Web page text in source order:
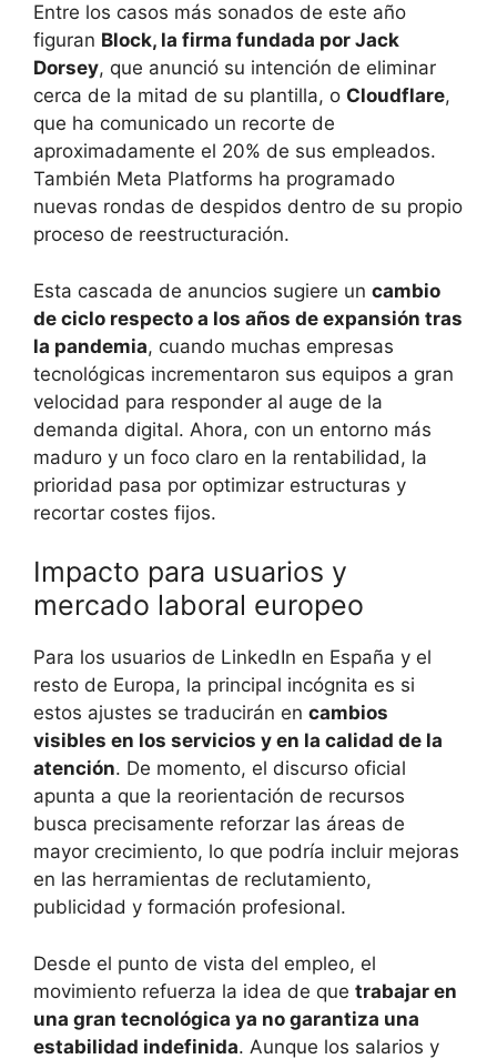
Entre los casos más sonados de este año
figuran Block, la firma fundada por Jack
Dorsey, que anunció su intención de eliminar
cerca de la mitad de su plantilla, o Cloudflare,
que ha comunicado un recorte de
aproximadamente el 20% de sus empleados.
También Meta Platforms ha programado
nuevas rondas de despidos dentro de su propio
proceso de reestructuración.
Esta cascada de anuncios sugiere un cambio
de ciclo respecto a los años de expansión tras
la pandemia, cuando muchas empresas
tecnológicas incrementaron sus equipos a gran
velocidad para responder al auge de la
demanda digital. Ahora, con un entorno más
maduro y un foco claro en la rentabilidad, la
prioridad pasa por optimizar estructuras y
recortar costes fijos.
Impacto para usuarios y
mercado laboral europeo
Para los usuarios de LinkedIn en España y el
resto de Europa, la principal incógnita es si
estos ajustes se traducirán en cambios
visibles en los servicios y en la calidad de la
atención. De momento, el discurso oficial
apunta a que la reorientación de recursos
busca precisamente reforzar las áreas de
mayor crecimiento, lo que podría incluir mejoras
en las herramientas de reclutamiento,
publicidad y formación profesional.
Desde el punto de vista del empleo, el
movimiento refuerza la idea de que trabajar en
una gran tecnológica ya no garantiza una
estabilidad indefinida. Aunque los salarios y